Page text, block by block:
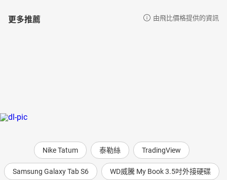
◎吳俊宏（一九四八～）
【朗讀者】
◎蕭定睿
業。商業廣告配音作品累計超過上千支，為Yamaha、UNIQLO、全
家、可樂旅遊、麥當勞等眾多知名品牌指定聲音，是台灣一線廣告
配音員。曾任台北之音廣播電台新聞部主任，及政論節目「蔻蔻早
更多推薦 由飛比價格提供的資訊
Nike Tatum 泰勒絲 TradingView
Samsung Galaxy Tab S6 WD威騰 My Book 3.5吋外接硬碟